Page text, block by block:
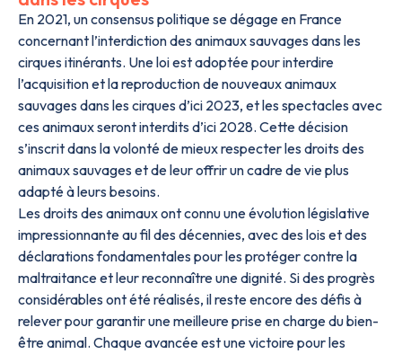
En 2021, un consensus politique se dégage en France
concernant l’interdiction des animaux sauvages dans les
cirques itinérants. Une loi est adoptée pour interdire
l’acquisition et la reproduction de nouveaux animaux
sauvages dans les cirques d’ici 2023, et les spectacles avec
ces animaux seront interdits d’ici 2028. Cette décision
s’inscrit dans la volonté de mieux respecter les droits des
animaux sauvages et de leur offrir un cadre de vie plus
adapté à leurs besoins.
Les droits des animaux ont connu une évolution législative
impressionnante au fil des décennies, avec des lois et des
déclarations fondamentales pour les protéger contre la
maltraitance et leur reconnaître une dignité. Si des progrès
considérables ont été réalisés, il reste encore des défis à
relever pour garantir une meilleure prise en charge du bien-
être animal. Chaque avancée est une victoire pour les